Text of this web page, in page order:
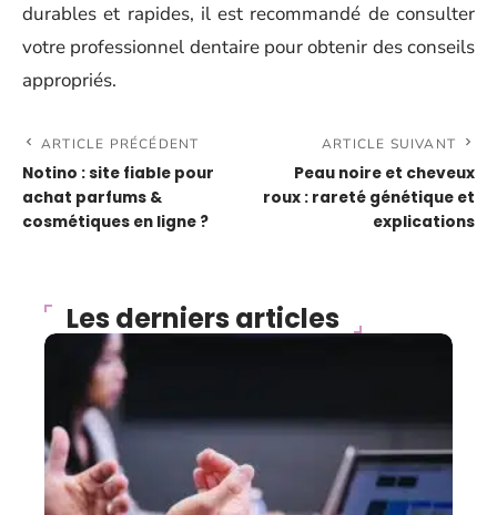
durables et rapides, il est recommandé de consulter
votre professionnel dentaire pour obtenir des conseils
appropriés.
ARTICLE PRÉCÉDENT
Notino : site fiable pour
achat parfums &
cosmétiques en ligne ?
ARTICLE SUIVANT
Peau noire et cheveux
roux : rareté génétique et
explications
Les derniers articles